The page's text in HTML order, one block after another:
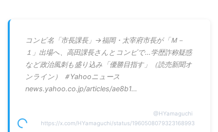
コンビ名「市長課長」→福岡・太宰府市長が「Ｍ－
１」出場へ、高田課長さんとコンビで…学歴詐称疑惑
など政治風刺も盛り込み「優勝目指す」（読売新聞オ
ンライン） ＃Yahooニュース
news.yahoo.co.jp/articles/ae8b1…
@HYamaguchi
https://x.com/HYamaguchi/status/1960508079323168993